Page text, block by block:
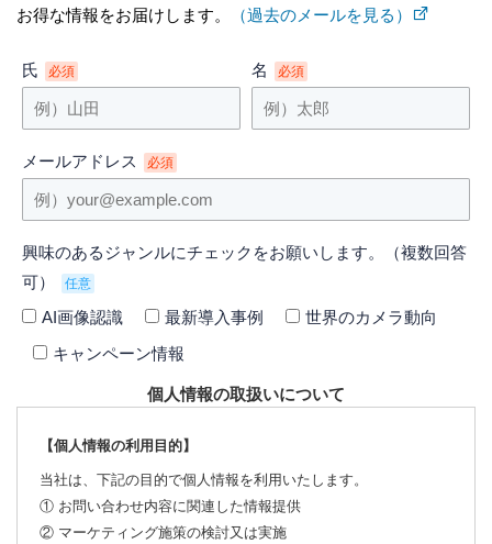
お得な情報をお届けします。
（過去のメールを見る）
氏 必須 名 必須
メールアドレス 必須
興味のあるジャンルにチェックをお願いします。（複数回答
可）
任意
AI画像認識 最新導入事例
世界のカメラ動向
キャンペーン情報
個人情報の取扱いについて
【個人情報の利用目的】
当社は、下記の目的で個人情報を利用いたします。
① お問い合わせ内容に関連した情報提供
② マーケティング施策の検討又は実施